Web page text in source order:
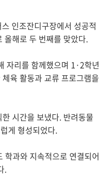
인조잔디구장에서 성공적
올해로 두 번째를 맞았다.
자리를 함께했으며 1·2학년
육 활동과 교류 프로그램을
시간을 보냈다. 반려동물
게 형성되었다.
학과와 지속적으로 연결되어
.